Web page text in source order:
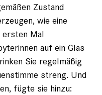
Zustand
wie eine
Mal
auf ein Glas
Sie regelmäßig
streng. Und
fügte sie hinzu: